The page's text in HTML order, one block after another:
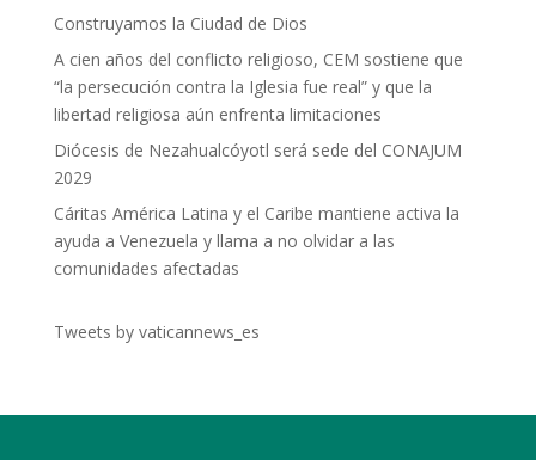
Construyamos la Ciudad de Dios
A cien años del conflicto religioso, CEM sostiene que
“la persecución contra la Iglesia fue real” y que la
libertad religiosa aún enfrenta limitaciones
Diócesis de Nezahualcóyotl será sede del CONAJUM
2029
Cáritas América Latina y el Caribe mantiene activa la
ayuda a Venezuela y llama a no olvidar a las
comunidades afectadas
Tweets by vaticannews_es